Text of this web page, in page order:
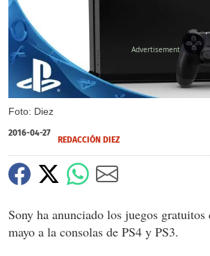
Foto: Diez
2016-04-27
REDACCIÓN DIEZ
Sony ha anunciado los juegos gratuitos
mayo a la consolas de PS4 y PS3.